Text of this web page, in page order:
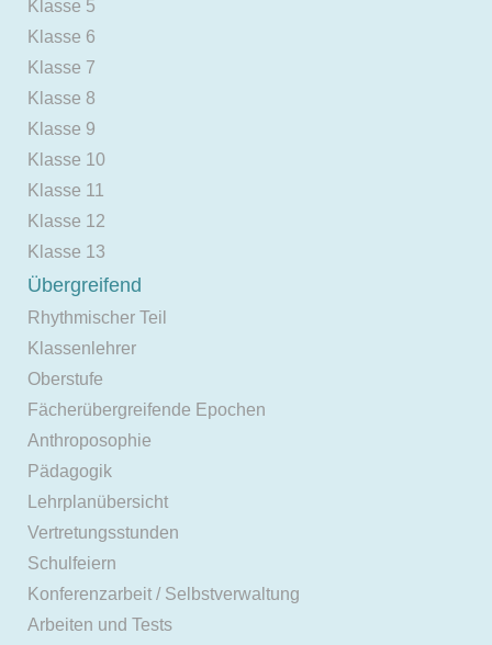
Klasse 5
Klasse 6
Klasse 7
Klasse 8
Klasse 9
Klasse 10
Klasse 11
Klasse 12
Klasse 13
Übergreifend
Rhythmischer Teil
Klassenlehrer
Oberstufe
Fächerübergreifende Epochen
Anthroposophie
Pädagogik
Lehrplanübersicht
Vertretungsstunden
Schulfeiern
Konferenzarbeit / Selbstverwaltung
Arbeiten und Tests